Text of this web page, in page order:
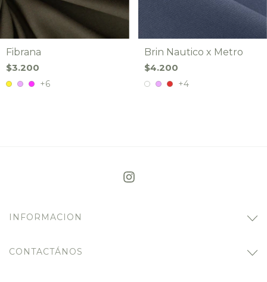
Fibrana
$3.200
+6
Brin Nautico x Metro
$4.200
+4
INFORMACION
CONTACTÁNOS